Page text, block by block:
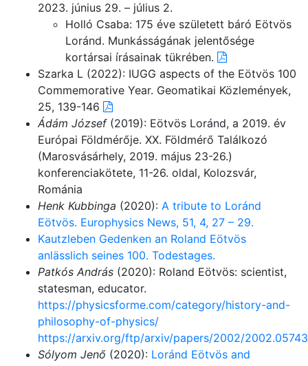
2023. június 29. – július 2.
Holló Csaba: 175 éve született báró Eötvös
Loránd. Munkásságának jelentősége
kortársai írásainak tükrében.
Szarka L (2022): IUGG aspects of the Eötvös 100
Commemorative Year. Geomatikai Közlemények,
25, 139-146
Ádám József (2019): Eötvös Loránd, a 2019. év
Európai Földmérője. XX. Földmérő Találkozó
(Marosvásárhely, 2019. május 23-26.)
konferenciakötete, 11-26. oldal, Kolozsvár,
Románia
Henk Kubbinga (2020): A tribute to Loránd
Eötvös. Europhysics News, 51, 4, 27 – 29.
Kautzleben Gedenken an Roland Eötvös
anlässlich seines 100. Todestages.
Patkós András (2020): Roland Eötvös: scientist,
statesman, educator.
https://physicsforme.com/category/history-and-
philosophy-of-physics/
https://arxiv.org/ftp/arxiv/papers/2002/
Sólyom Jenő (2020): Loránd Eötvös and